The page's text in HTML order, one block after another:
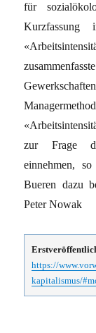
für
zur Frage
einnehmen,
Bueren dazu
Peter Nowak
https://
kapitalismus/